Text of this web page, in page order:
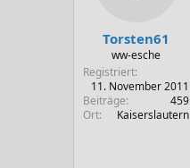
Torsten61
ww-esche
Registriert
11. November 2011
Beiträge
459
Ort
Kaiserslautern